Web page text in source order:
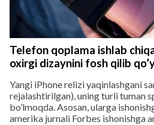
Telefon qoplama ishlab
oxirgi dizaynini fosh qilib
Yangi iPhone relizi yaqinlashgani
rejalashtirilgan), uning turli tuman
bo’lmoqda. Asosan, ularga
amerika jurnali Forbes ishonishga